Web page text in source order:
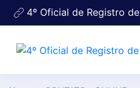
4º Oficial de Registro